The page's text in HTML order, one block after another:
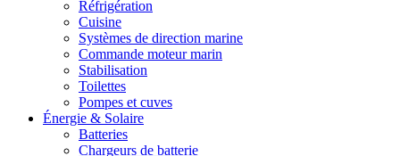
Réfrigération
Cuisine
Systèmes de direction marine
Commande moteur marin
Stabilisation
Toilettes
Pompes et cuves
Énergie & Solaire
Batteries
Chargeurs de batterie